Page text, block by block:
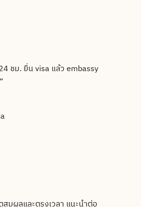
ชม. ยื่น visa แล้ว embassy
”